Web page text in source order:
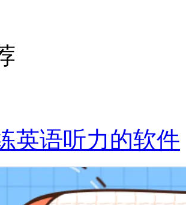
英语听力的软件